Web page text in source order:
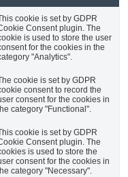
cookie is set by GDPR
Consent plugin. The
is used to store the user
for the cookies in the
"Analytics".
cookie is set by GDPR
consent to record the
consent for the cookies in
category "Functional".
cookie is set by GDPR
Consent plugin. The
is used to store the
consent for the cookies in
category "Necessary".